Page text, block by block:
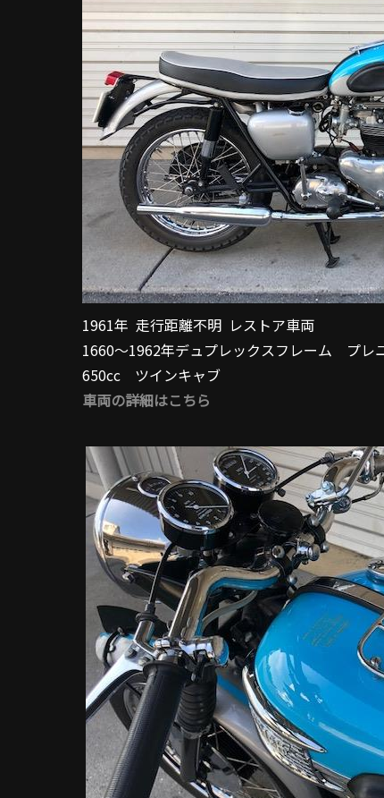
1961年 走行距離不明 レストア車両
1660～1962年デュプレックスフレーム プレ
650cc ツインキャブ
車両の詳細はこちら